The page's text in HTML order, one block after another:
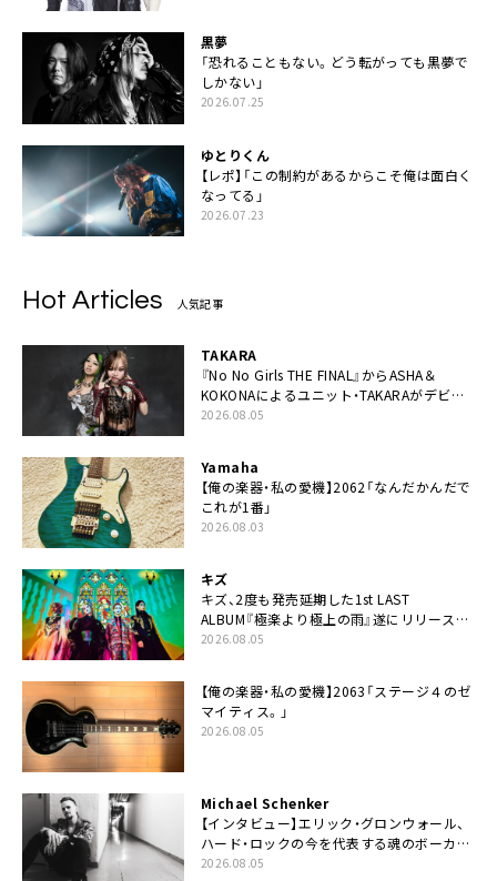
黒夢
「恐れることもない。どう転がっても黒夢で
しかない」
2026.07.25
ゆとりくん
【レポ】「この制約があるからこそ俺は面白く
なってる」
2026.07.23
Hot Articles 人気記事
TAKARA
『No No Girls THE FINAL』からASHA＆
KOKONAによるユニット・TAKARAがデビュ
ー
2026.08.05
Yamaha
【俺の楽器・私の愛機】2062「なんだかんだで
これが1番」
2026.08.03
キズ
キズ、2度も発売延期した1st LAST
ALBUM『極楽より極上の雨』遂にリリース。
収録曲「はじまり」MV公開
2026.08.05
【俺の楽器・私の愛機】2063「ステージ４のゼ
マイティス。」
2026.08.05
Michael Schenker
【インタビュー】エリック・グロンウォール、
ハード・ロックの今を代表する魂のボーカリ
スト来日決定
2026.08.05